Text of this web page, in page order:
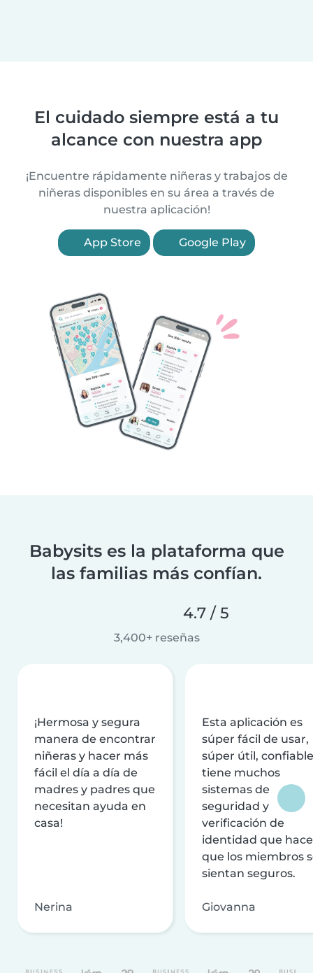
El cuidado siempre está a tu
alcance con nuestra app
¡Encuentre rápidamente niñeras y trabajos de
niñeras disponibles en su área a través de
nuestra aplicación!
App Store Google Play
Babysits es la plataforma que
las familias más confían.
4.7 / 5
3,400+ reseñas
¡Hermosa y segura
manera de encontrar
niñeras y hacer más
fácil el día a día de
madres y padres que
necesitan ayuda en
casa!
Nerina
Esta aplicación es
súper fácil de usar,
súper útil,
tiene muchos
sistemas de
seguridad y
verificación de
identidad que
que los miembros
sientan seguros.
Giovanna